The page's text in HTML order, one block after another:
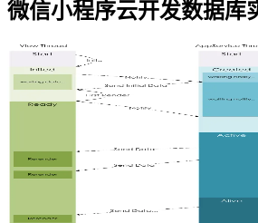
微信小程序云开发数据库